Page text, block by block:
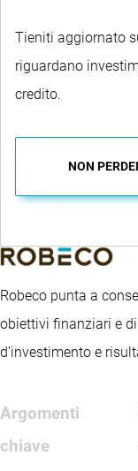
Tieniti aggiornato
riguardano
credito.
NON
Robeco punta a
obiettivi finanziari e
d’investimento e
Argomenti
chiave